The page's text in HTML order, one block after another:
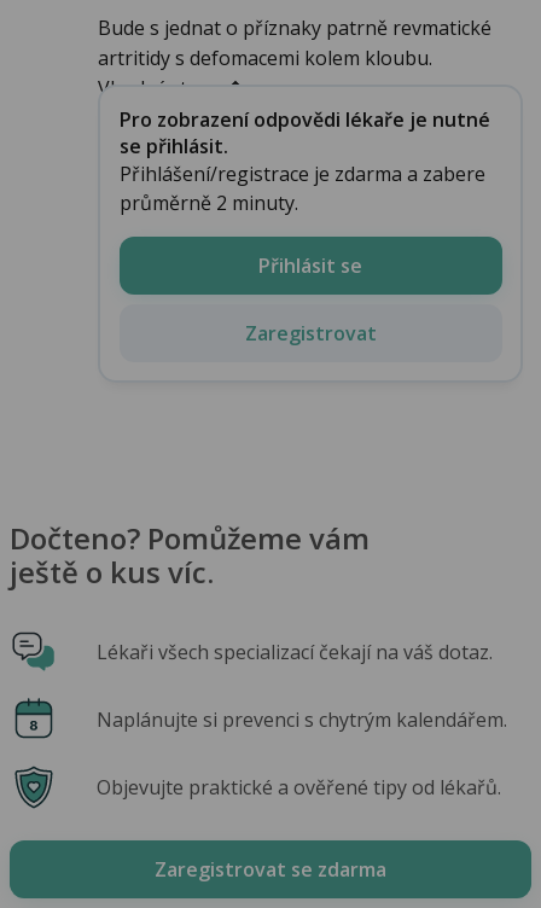
Bude s jednat o příznaky patrně revmatické
artritidy s defomacemi kolem kloubu.
Vhodný rtg sn�...
Pro zobrazení odpovědi lékaře je nutné
se přihlásit.
Přihlášení/registrace je zdarma a zabere
průměrně 2 minuty.
Přihlásit se
Zaregistrovat
Dočteno? Pomůžeme vám
ještě o kus víc.
Lékaři všech specializací čekají na váš dotaz.
Naplánujte si prevenci s chytrým kalendářem.
Objevujte praktické a ověřené tipy od lékařů.
Zaregistrovat se zdarma